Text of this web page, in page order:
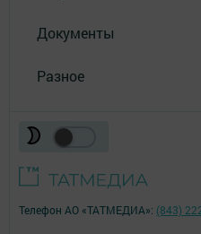
Документы
Разное
Телефон АО «ТАТМЕДИА»: (843)